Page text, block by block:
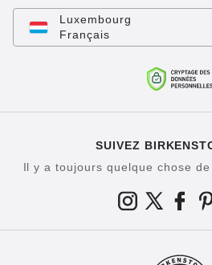
Luxembourg
Français
SUIVEZ
Il y a toujours quelque chose